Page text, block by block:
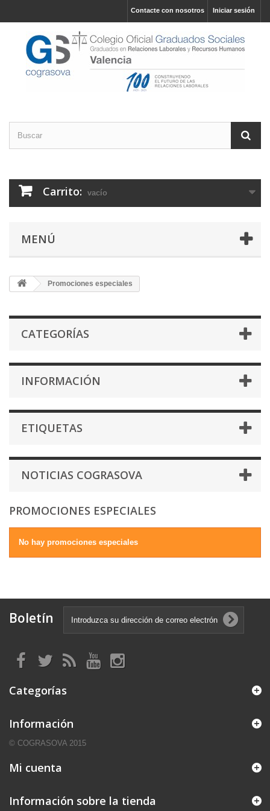
Iniciar sesión
Contacte con nosotros
Carrito: vacío
MENÚ
Promociones especiales
CATEGORÍAS
INFORMACIÓN
ETIQUETAS
NOTICIAS COGRASOVA
PROMOCIONES ESPECIALES
No hay promociones especiales
Boletín
Categorías
Información
© COGRASOVA 2015
Mi cuenta
Información sobre la tienda